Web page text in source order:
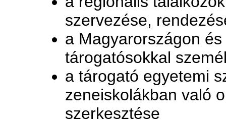
szervezése,
a Magyarországon
tárogatósokkal
a tárogató egyetemi
zeneiskolákban való
szerkesztése